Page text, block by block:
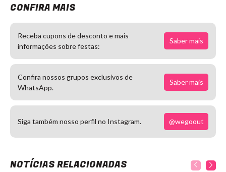
CONFIRA MAIS
Receba cupons de desconto e mais
informações sobre festas:
Saber mais
Confira nossos grupos exclusivos de
WhatsApp.
Saber mais
Siga também nosso perfil no Instagram. @wegoout
NOTÍCIAS RELACIONADAS